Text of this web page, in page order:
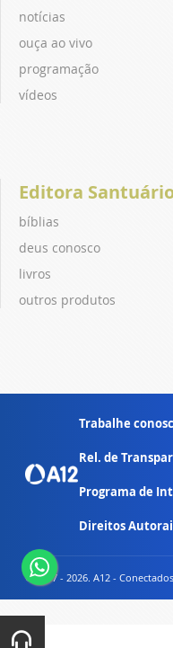
notícias
ouça ao vivo
programação
vídeos
Editora
bíblias
deus conosco
livros
outros produtos
Trabalhe
Rel. de
Programa de
Direitos
© 2007 - 2026. A12 -